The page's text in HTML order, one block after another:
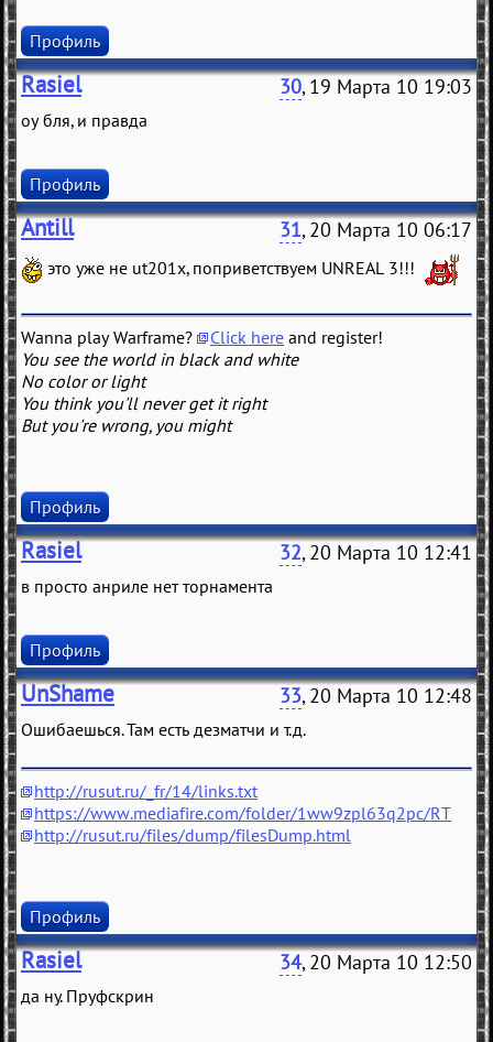
Профиль
Rasiel 30, 19 Марта 10 19:03
оу бля, и правда
Профиль
Antill 31, 20 Марта 10 06:17
это уже не ut201x, поприветствуем UNREAL 3!!!
Wanna play Warframe? Click here and register!
You see the world in black and white
No color or light
You think you'll never get it right
But you're wrong, you might
Профиль
Rasiel 32, 20 Марта 10 12:41
в просто анриле нет торнамента
Профиль
UnShame 33, 20 Марта 10 12:48
Ошибаешься. Там есть дезматчи и т.д.
http://rusut.ru/_fr/14/links.txt
https://www.mediafire.com/folder/1ww9zpl63q2pc/RT
http://rusut.ru/files/dump/filesDump.html
Профиль
Rasiel 34, 20 Марта 10 12:50
да ну. Пруфскрин